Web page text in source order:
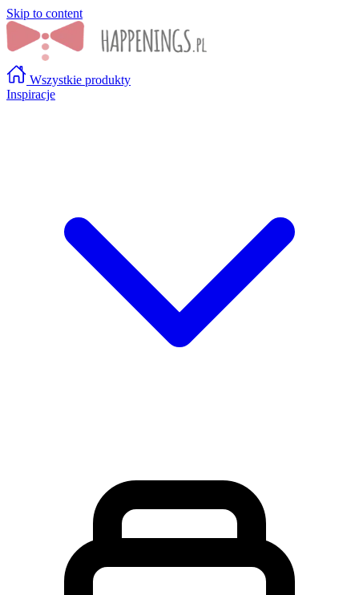
Skip to content
Wszystkie produkty
Inspiracje